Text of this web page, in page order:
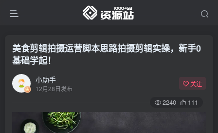
美食剪辑拍摄运营脚本思路拍摄剪辑实操，新手0
基础学起！
小助手
12月28日发布
关注
2240 111